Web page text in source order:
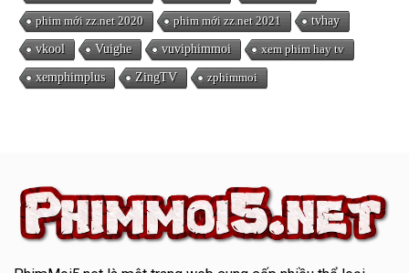
phim mới zz.net 2020 phim mới zz.net 2021 tvhay
vkool Vuighe vuviphimmoi xem phim hay tv
xemphimplus ZingTV zphimmoi